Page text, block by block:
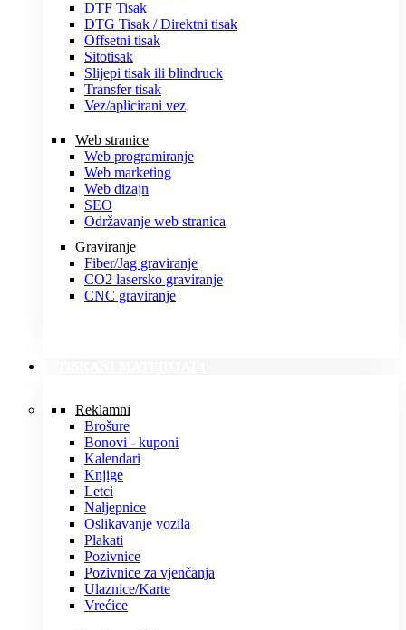
DTF Tisak
DTG Tisak / Direktni tisak
Offsetni tisak
Sitotisak
Slijepi tisak ili blindruck
Transfer tisak
Vez/aplicirani vez
Web stranice
Web programiranje
Web marketing
Web dizajn
SEO
Održavanje web stranica
Graviranje
Fiber/Jag graviranje
CO2 lasersko graviranje
CNC graviranje
Reklamni
Brošure
Bonovi - kuponi
Kalendari
Knjige
Letci
Naljepnice
Oslikavanje vozila
Plakati
Pozivnice
Pozivnice za vjenčanja
Ulaznice/Karte
Vrećice